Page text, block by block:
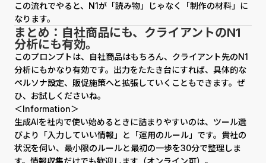
この流れでやると、N1が「読み物」じゃなく「制作の材料」に
なります。
まとめ：自社商品にも、クライアントのN1
分析にも有効。
このプロンプトは、自社商品はもちろん、クライアント先のN1
分析にもかなり有効です。出力をたたき台にすれば、具体的な
ペルソナ設定、販促施策へと拡張していくこともできます。ぜ
ひ、お試しくださいね。
＜Information＞
生成AIを社内で使い始めるときに詰まりやすいのは、ツール選
びより「入力していい情報」と「運用のルール」です。貴社の
状況を伺い、最小限のルールと最初の一歩を30分で整理しま
す。情報収集だけでも歓迎します（オンライン可）。